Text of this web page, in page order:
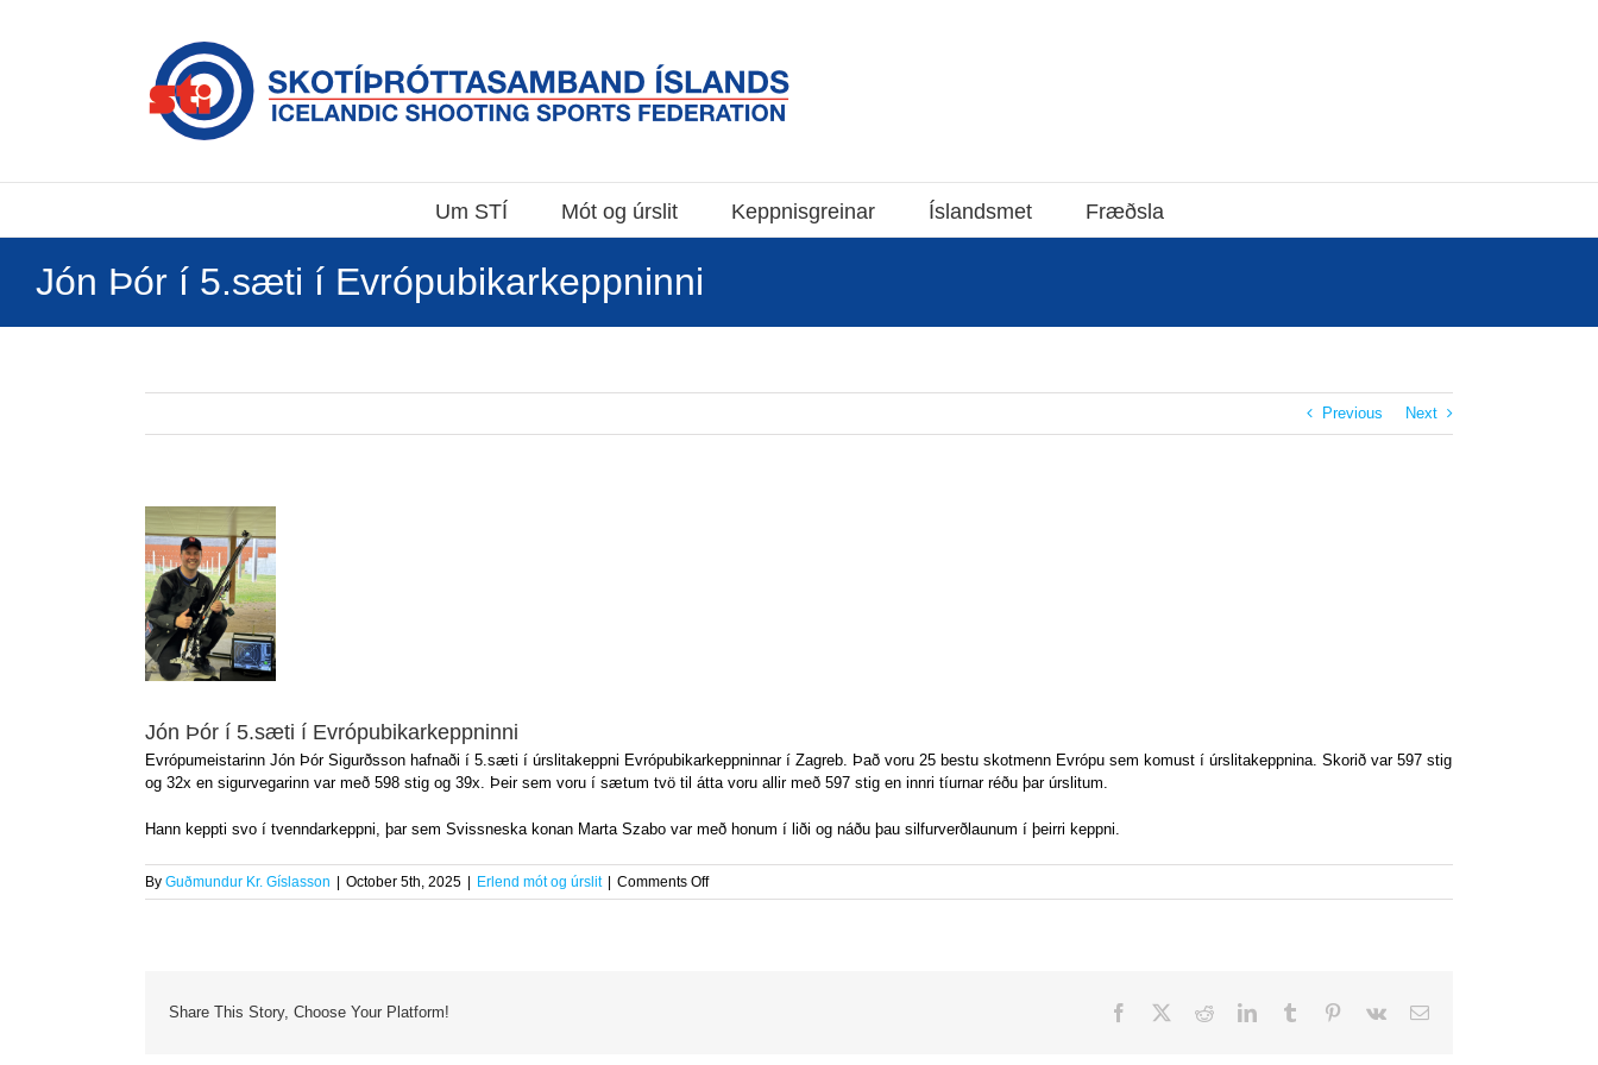
Um STÍ Mót og úrslit Keppnisgreinar Íslandsmet Fræðsla
Jón Þór í 5.sæti í Evrópubikarkeppninni
Previous Next
Larger
Image
Jón Þór í 5.sæti í Evrópubikarkeppninni
Evrópumeistarinn Jón Þór Sigurðsson hafnaði í 5.sæti í úrslitakeppni Evrópubikarkeppninnar í Zagreb. Það voru 25 bestu skotmenn Evrópu sem komust í úrslitakeppnina. Skorið var 597 stig
og 32x en sigurvegarinn var með 598 stig og 39x. Þeir sem voru í sætum tvö til átta voru allir með 597 stig en innri tíurnar réðu þar úrslitum.
Hann keppti svo í tvenndarkeppni, þar sem Svissneska konan Marta Szabo var með honum í liði og náðu þau silfurverðlaunum í þeirri keppni.
By Guðmundur Kr. Gíslasson | October 5th, 2025 | Erlend mót og úrslit | Comments Offon
Jón
Share This Story, Choose Your Platform! Facebook RedditLinkedInTumblr Pinterest
Vk Email